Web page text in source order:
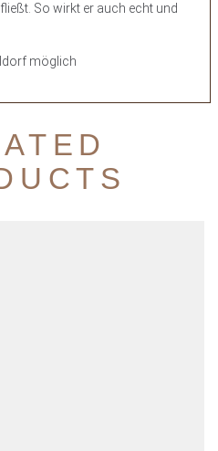
So wirkt er auch echt und
möglich